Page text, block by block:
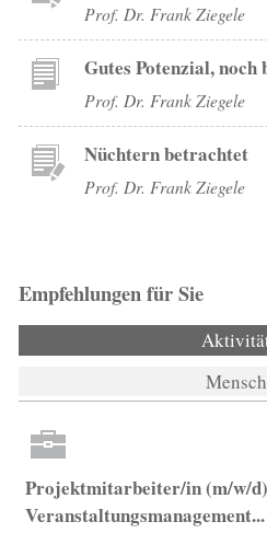
Prof. Dr. Frank Ziegele
Gutes Potenzial, noch
Prof. Dr. Frank Ziegele
Nüchtern betrachtet
Prof. Dr. Frank Ziegele
Empfehlungen für Sie
Projektmitarbeiter/in (m/w/
Veranstaltungsmanagement...